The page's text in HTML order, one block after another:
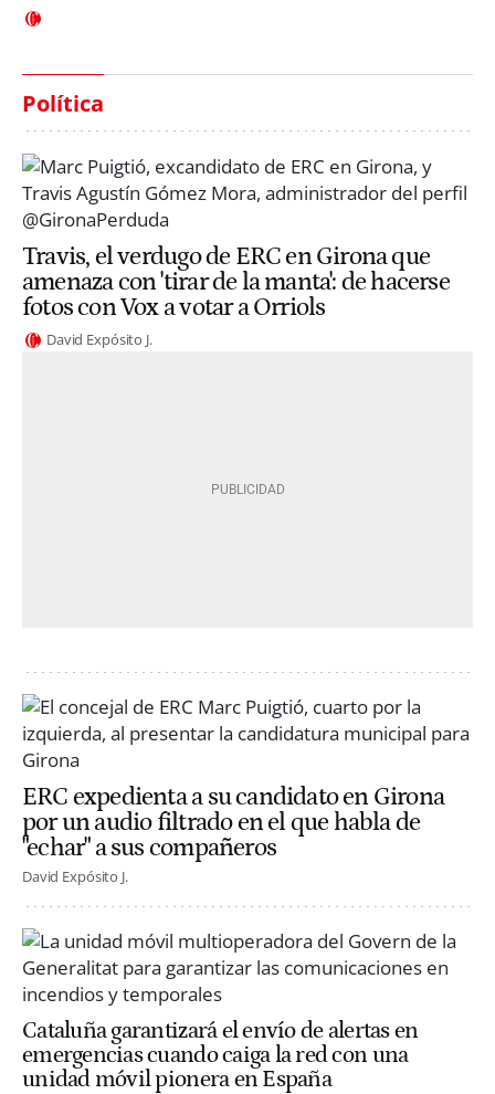
Política
Travis, el verdugo de ERC en Girona que
amenaza con 'tirar de la manta': de hacerse
fotos con Vox a votar a Orriols
David Expósito J.
ERC expedienta a su candidato en Girona
por un audio filtrado en el que habla de
"echar" a sus compañeros
David Expósito J.
Cataluña garantizará el envío de alertas en
emergencias cuando caiga la red con una
unidad móvil pionera en España